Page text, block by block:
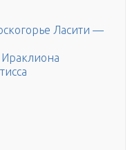
Ласити —